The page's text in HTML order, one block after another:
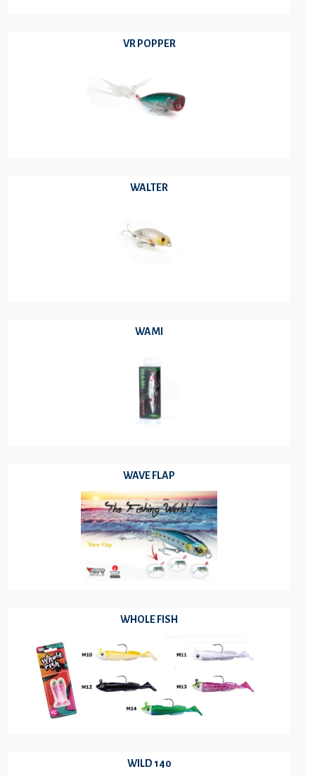
VR POPPER
WALTER
WAMI
WAVE FLAP
WHOLE FISH
WILD 140